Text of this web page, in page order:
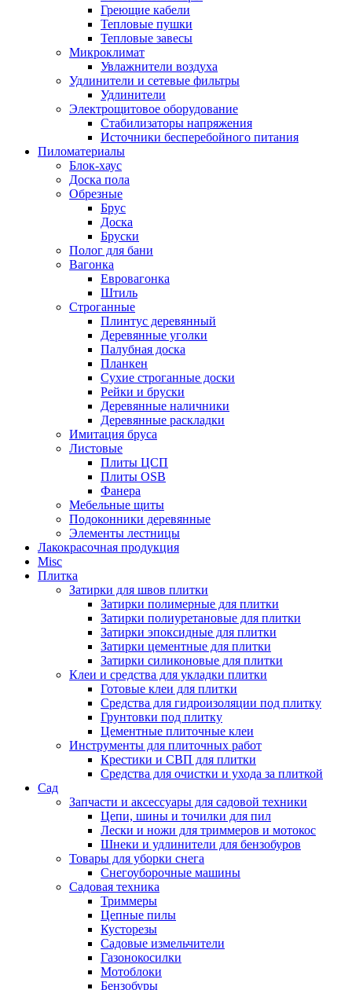
Греющие кабели
Тепловые пушки
Тепловые завесы
Микроклимат
Увлажнители воздуха
Удлинители и сетевые фильтры
Удлинители
Электрощитовое оборудование
Стабилизаторы напряжения
Источники бесперебойного питания
Пиломатериалы
Блок-хаус
Доска пола
Обрезные
Брус
Доска
Бруски
Полог для бани
Вагонка
Евровагонка
Штиль
Строганные
Плинтус деревянный
Деревянные уголки
Палубная доска
Планкен
Сухие строганные доски
Рейки и бруски
Деревянные наличники
Деревянные раскладки
Имитация бруса
Листовые
Плиты ЦСП
Плиты OSB
Фанера
Мебельные щиты
Подоконники деревянные
Элементы лестницы
Лакокрасочная продукция
Misc
Плитка
Затирки для швов плитки
Затирки полимерные для плитки
Затирки полиуретановые для плитки
Затирки эпоксидные для плитки
Затирки цементные для плитки
Затирки силиконовые для плитки
Клеи и средства для укладки плитки
Готовые клеи для плитки
Средства для гидроизоляции под плитку
Грунтовки под плитку
Цементные плиточные клеи
Инструменты для плиточных работ
Крестики и СВП для плитки
Средства для очистки и ухода за плиткой
Сад
Запчасти и аксессуары для садовой техники
Цепи, шины и точилки для пил
Лески и ножи для триммеров и мотокос
Шнеки и удлинители для бензобуров
Товары для уборки снега
Снегоуборочные машины
Садовая техника
Триммеры
Цепные пилы
Кусторезы
Садовые измельчители
Газонокосилки
Мотоблоки
Бензобуры